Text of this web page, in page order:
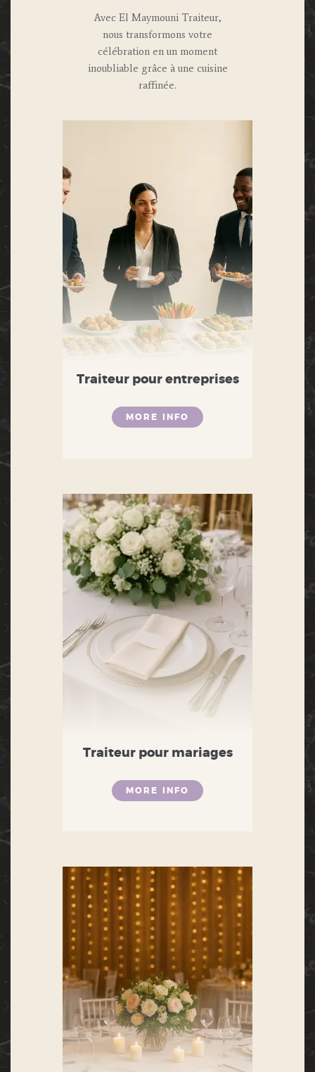
Avec El Maymouni Traiteur,
nous transformons votre
célébration en un moment
inoubliable grâce à une cuisine
raffinée.
Traiteur pour entreprises
MORE INFO
Traiteur pour mariages
MORE INFO